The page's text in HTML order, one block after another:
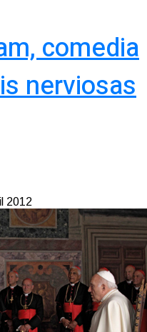
comedia
nerviosas
2012